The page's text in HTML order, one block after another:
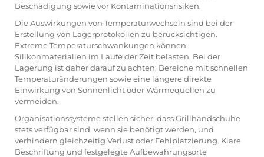
Beschädigung sowie vor Kontaminationsrisiken.
Die Auswirkungen von Temperaturwechseln sind bei der
Erstellung von Lagerprotokollen zu berücksichtigen.
Extreme Temperaturschwankungen können
Silikonmaterialien im Laufe der Zeit belasten. Bei der
Lagerung ist daher darauf zu achten, Bereiche mit schnellen
Temperaturänderungen sowie eine längere direkte
Einwirkung von Sonnenlicht oder Wärmequellen zu
vermeiden.
Organisationssysteme stellen sicher, dass Grillhandschuhe
stets verfügbar sind, wenn sie benötigt werden, und
verhindern gleichzeitig Verlust oder Fehlplatzierung. Klare
Beschriftung und festgelegte Aufbewahrungsorte